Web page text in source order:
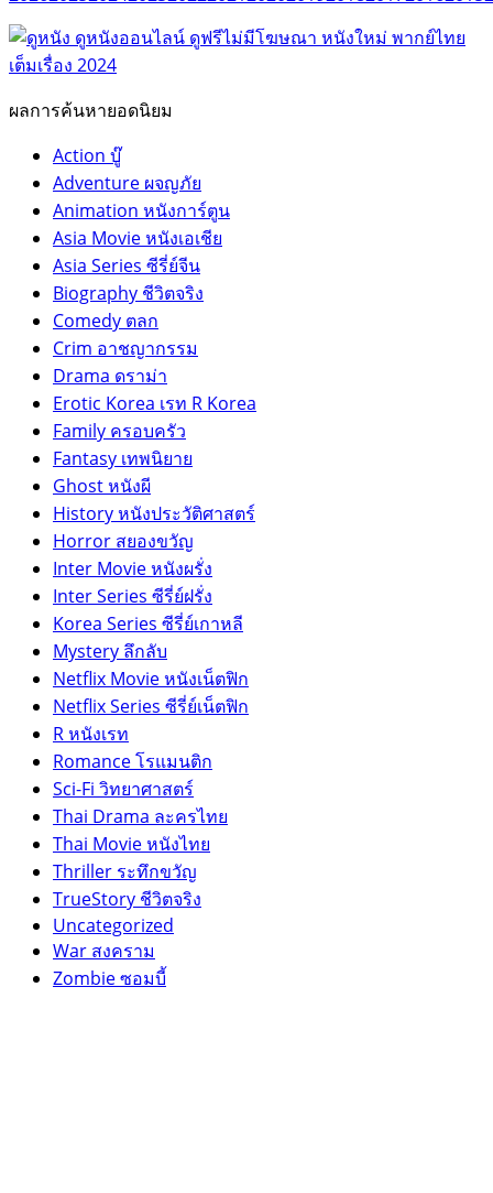
ผลการค้นหายอดนิยม
Action บู๊
Adventure ผจญภัย
Animation หนังการ์ตูน
Asia Movie หนังเอเชีย
Asia Series ซีรี่ย์จีน
Biography ชีวิตจริง
Comedy ตลก
Crim อาชญากรรม
Drama ดราม่า
Erotic Korea เรท R Korea
Family ครอบครัว
Fantasy เทพนิยาย
Ghost หนังผี
History หนังประวัติศาสตร์
Horror สยองขวัญ
Inter Movie หนังผรั่ง
Inter Series ซีรี่ย์ฝรั่ง
Korea Series ซีรี่ย์เกาหลี
Mystery ลึกลับ
Netflix Movie หนังเน็ตฟิก
Netflix Series ซีรี่ย์เน็ตฟิก
R หนังเรท
Romance โรแมนติก
Sci-Fi วิทยาศาสตร์
Thai Drama ละครไทย
Thai Movie หนังไทย
Thriller ระทึกขวัญ
TrueStory ชีวิตจริง
Uncategorized
War สงคราม
Zombie ซอมบี้